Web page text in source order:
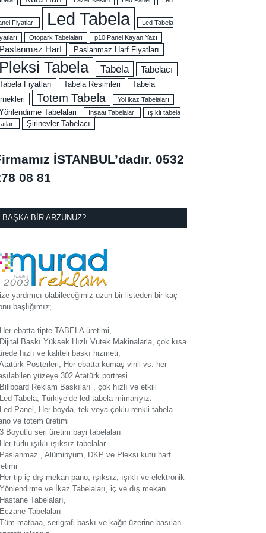
Fiyatları Led Tabela Led Tabela
Otopark Tabelaları p10 Panel Kayan Yazı
Paslanmaz Harf Paslanmaz Harf Fiyatları
Pleksi Tabela Tabela Tabelacı
Fiyatları Tabela Resimleri
Tabela
Totem Tabela Yol ikaz Tabelaları
Tabelalari İnşaat Tabelaları
ışıklı tabela
Şirinevler Tabelacı
İSTANBUL’dadır. 0532
08 81
BAŞKA BIR ARZUNUZ?
yardımcı olabileceğimiz uzun bir listeden bir kaç
başlığımız;
ebatta tipte TABELA üretimi,
Baskı Yüksek Hızlı Vutek Makinalarla, çok kısa
hızlı ve kaliteli baskı hizmeti,
Posterleri, Her ebatta kumaş vinil vs. her
yüzeye 302 Atatürk portresi
Reklam Baskıları , çok hızlı ve etkili
Tabela, Türkiye’de led tabela mimarıyız.
Panel, Her boyda, tek veya çoklu renkli tabela
ve totem üretimi
Boyutlu seri üretim bayi tabelaları
türlü ışıklı ışıksız tabelalar
, Alüminyum, DKP ve Pleksi kutu harf
tip iç-dış mekan pano, ışıksız, ışıklı ve elektronik
ve İkaz Tabelaları, iç ve dış mekan
Tabelaları,
Tabelaları
matbaa, serigrafi baskı ve kağıt üzerine basılan